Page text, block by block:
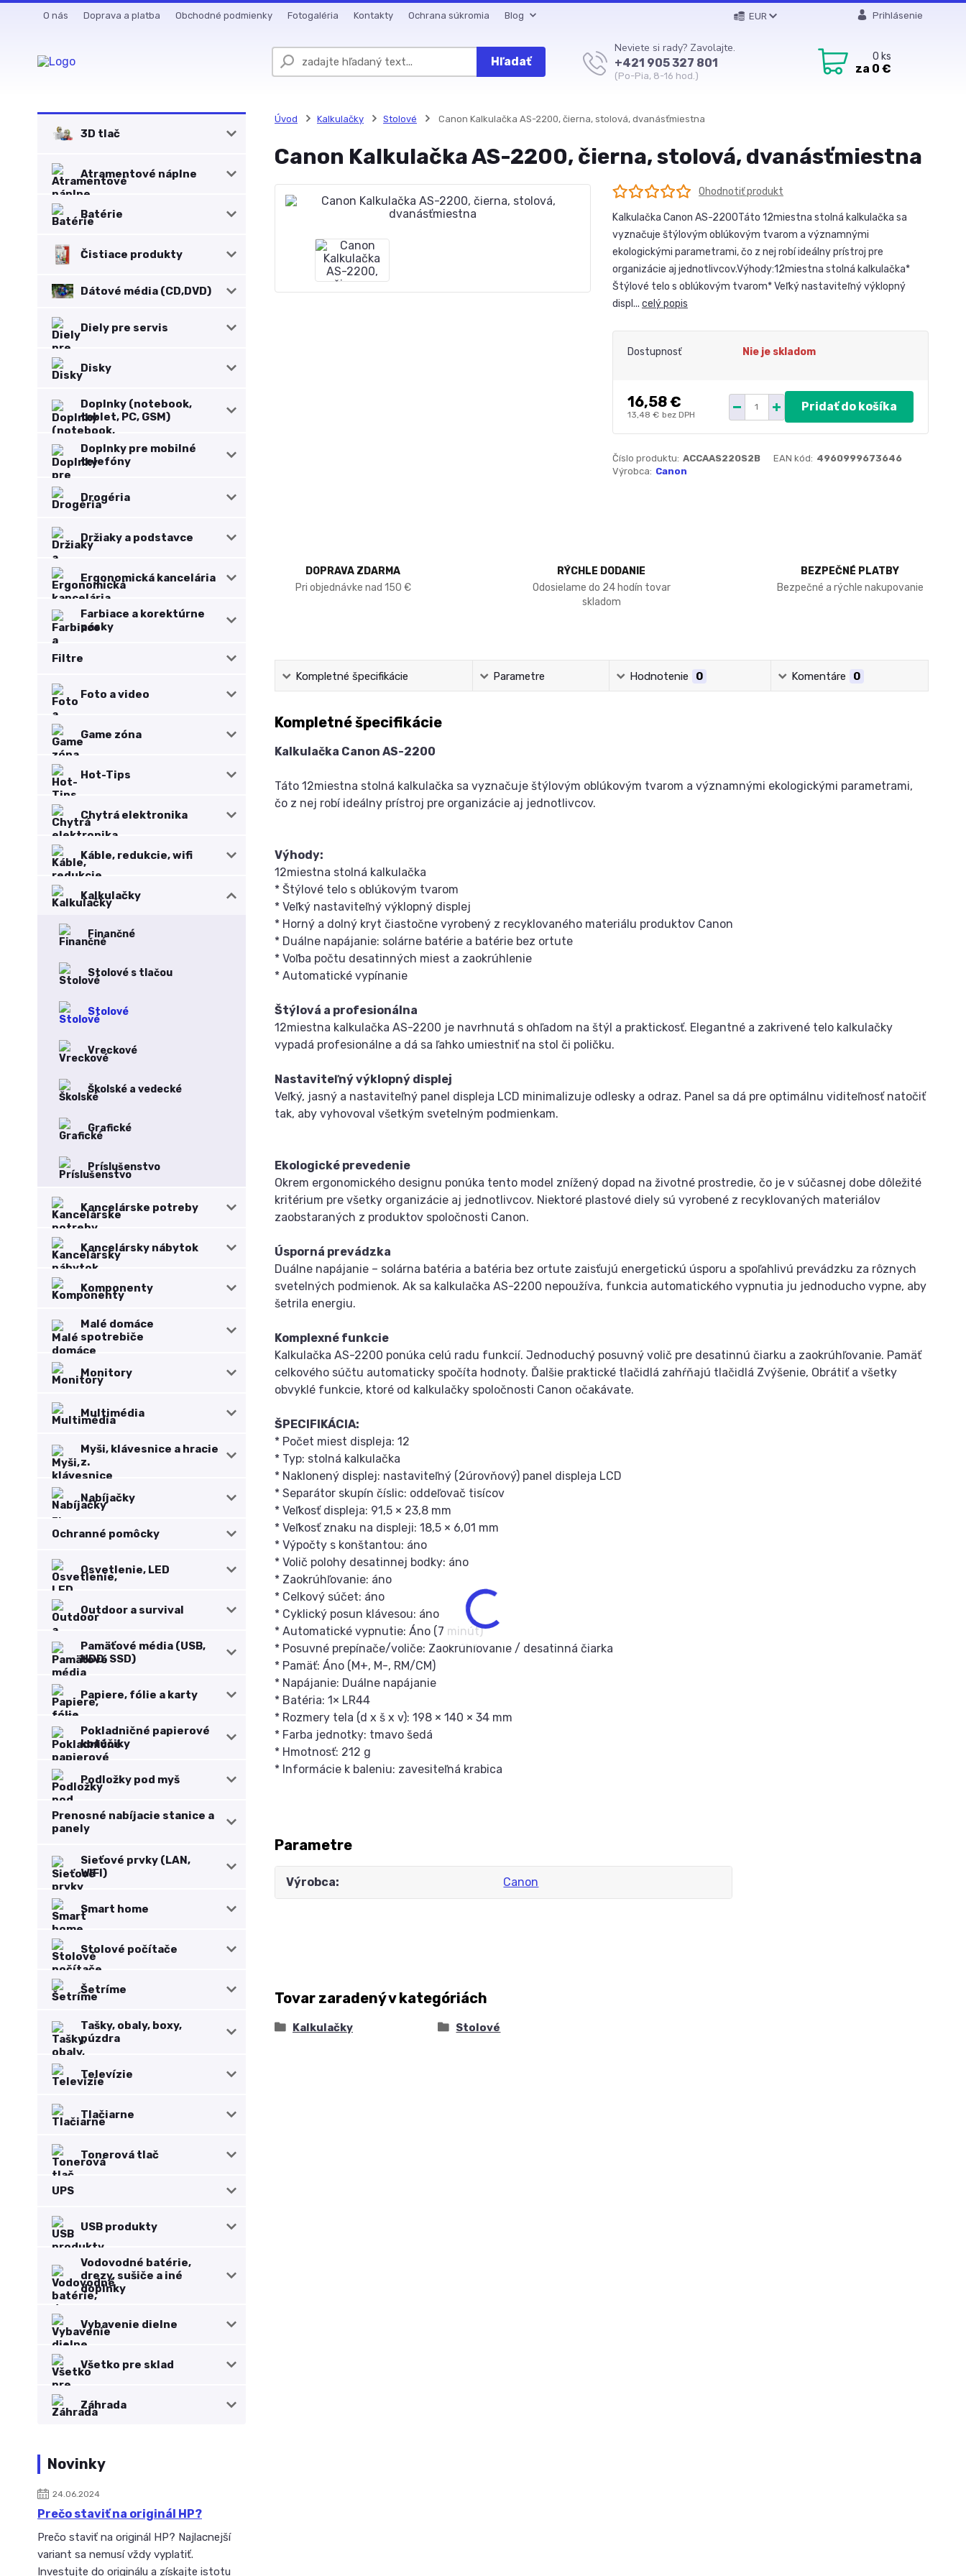
O nás Doprava a platba Obchodné podmienky Fotogaléria Kontakty Ochrana súkromia Blog EUR Prihlásenie
Hľadať
Neviete si rady? Zavolajte.
+421 905 327 801
(Po-Pia, 8-16 hod.)
0 ks
za 0 €
3D tlač
Atramentové náplne
Batérie
Čistiace produkty
Dátové média (CD,DVD)
Diely pre servis
Disky
Doplnky (notebook,
tablet, PC, GSM)
Doplnky pre mobilné
telefóny
Drogéria
Držiaky a podstavce
Ergonomická kancelária
Farbiace a korektúrne
pásky
Filtre
Foto a video
Game zóna
Hot-Tips
Chytrá elektronika
Káble, redukcie, wifi
Kalkulačky
Finančné
Stolové s tlačou
Stolové
Vreckové
Školské a vedecké
Grafické
Príslušenstvo
Kancelárske potreby
Kancelársky nábytok
Komponenty
Malé domáce
spotrebiče
Monitory
Multimédia
Myši, klávesnice a hracie
z.
Nabíjačky
Ochranné pomôcky
Osvetlenie, LED
Outdoor a survival
Pamäťové média (USB,
HDD, SSD)
Papiere, fólie a karty
Pokladničné papierové
kotúčiky
Podložky pod myš
Prenosné nabíjacie stanice a
panely
Sieťové prvky (LAN,
WIFI)
Smart home
Stolové počítače
Šetríme
Tašky, obaly, boxy,
púzdra
Televízie
Tlačiarne
Tonerová tlač
UPS
USB produkty
Vodovodné batérie,
drezy, sušiče a iné
doplnky
Vybavenie dielne
Všetko pre sklad
Záhrada
Novinky
24.06.2024
Prečo staviť na originál HP?
Prečo staviť na originál HP? Najlacnejší
variant sa nemusí vždy vyplatiť.
Investujte do originálu a získajte istotu
Úvod Kalkulačky Stolové Canon Kalkulačka AS-2200, čierna, stolová, dvanásťmiestna
Canon Kalkulačka AS-2200, čierna, stolová, dvanásťmiestna
Ohodnotiť produkt
Kalkulačka Canon AS-2200Táto 12miestna stolná kalkulačka sa
vyznačuje štýlovým oblúkovým tvarom a významnými
ekologickými parametrami, čo z nej robí ideálny prístroj pre
organizácie aj jednotlivcov.Výhody:12miestna stolná kalkulačka*
Štýlové telo s oblúkovým tvarom* Veľký nastaviteľný výklopný
displ... celý popis
Dostupnosť Nie je skladom
16,58 €
13,48 € bez DPH
Pridať do košíka
Číslo produktu: ACCAAS220S2B EAN kód: 4960999673646
Výrobca: Canon
DOPRAVA ZDARMA
Pri objednávke nad 150 €
RÝCHLE DODANIE
Odosielame do 24 hodín tovar
skladom
BEZPEČNÉ PLATBY
Bezpečné a rýchle nakupovanie
Kompletné špecifikácie Parametre Hodnotenie 0 Komentáre 0
Kompletné špecifikácie
Kalkulačka Canon AS-2200
Táto 12miestna stolná kalkulačka sa vyznačuje štýlovým oblúkovým tvarom a významnými ekologickými parametrami,
čo z nej robí ideálny prístroj pre organizácie aj jednotlivcov.
Výhody:
12miestna stolná kalkulačka
* Štýlové telo s oblúkovým tvarom
* Veľký nastaviteľný výklopný displej
* Horný a dolný kryt čiastočne vyrobený z recyklovaného materiálu produktov Canon
* Duálne napájanie: solárne batérie a batérie bez ortute
* Voľba počtu desatinných miest a zaokrúhlenie
* Automatické vypínanie
Štýlová a profesionálna
12miestna kalkulačka AS-2200 je navrhnutá s ohľadom na štýl a praktickosť. Elegantné a zakrivené telo kalkulačky
vypadá profesionálne a dá sa ľahko umiestniť na stol či poličku.
Nastaviteľný výklopný displej
Veľký, jasný a nastaviteľný panel displeja LCD minimalizuje odlesky a odraz. Panel sa dá pre optimálnu viditeľnosť natočiť
tak, aby vyhovoval všetkým svetelným podmienkam.
Ekologické prevedenie
Okrem ergonomického designu ponúka tento model znížený dopad na životné prostredie, čo je v súčasnej dobe dôležité
kritérium pre všetky organizácie aj jednotlivcov. Niektoré plastové diely sú vyrobené z recyklovaných materiálov
zaobstaraných z produktov spoločnosti Canon.
Úsporná prevádzka
Duálne napájanie – solárna batéria a batéria bez ortute zaisťujú energetickú úsporu a spoľahlivú prevádzku za rôznych
svetelných podmienok. Ak sa kalkulačka AS-2200 nepoužíva, funkcia automatického vypnutia ju jednoducho vypne, aby
šetrila energiu.
Komplexné funkcie
Kalkulačka AS-2200 ponúka celú radu funkcií. Jednoduchý posuvný volič pre desatinnú čiarku a zaokrúhľovanie. Pamäť
celkového súčtu automaticky spočíta hodnoty. Ďalšie praktické tlačidlá zahŕňajú tlačidlá Zvýšenie, Obrátiť a všetky
obvyklé funkcie, ktoré od kalkulačky spoločnosti Canon očakávate.
ŠPECIFIKÁCIA:
* Počet miest displeja: 12
* Typ: stolná kalkulačka
* Naklonený displej: nastaviteľný (2úrovňový) panel displeja LCD
* Separátor skupín číslic: oddeľovač tisícov
* Veľkosť displeja: 91,5 × 23,8 mm
* Veľkosť znaku na displeji: 18,5 × 6,01 mm
* Výpočty s konštantou: áno
* Volič polohy desatinnej bodky: áno
* Zaokrúhľovanie: áno
* Celkový súčet: áno
* Cyklický posun klávesou: áno
* Automatické vypnutie: Áno (7 minút)
* Posuvné prepínače/voliče: Zaokrúhľovanie / desatinná čiarka
* Pamäť: Áno (M+, M-, RM/CM)
* Napájanie: Duálne napájanie
* Batéria: 1× LR44
* Rozmery tela (d x š x v): 198 × 140 × 34 mm
* Farba jednotky: tmavo šedá
* Hmotnosť: 212 g
* Informácie k baleniu: zavesiteľná krabica
Parametre
Výrobca Canon
Tovar zaradený v kategóriách
Kalkulačky Stolové